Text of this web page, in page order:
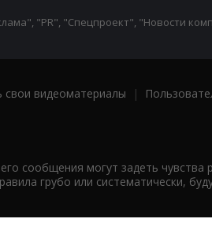
"PR", "Спецпроект", "Новости
свои видеоматериалы |
сообщения могут задеть чувства
грубо или систематически,